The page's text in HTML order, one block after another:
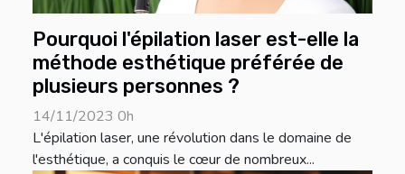
Pourquoi l'épilation laser est-elle la
méthode esthétique préférée de
plusieurs personnes ?
14/11/2023 0h
L'épilation laser, une révolution dans le domaine de
l'esthétique, a conquis le cœur de nombreux...